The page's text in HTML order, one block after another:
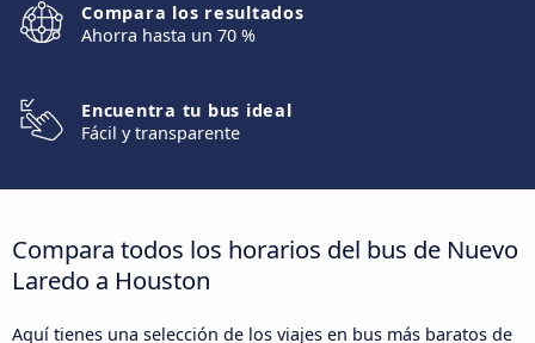
Compara los resultados
Ahorra hasta un 70 %
Encuentra tu bus ideal
Fácil y transparente
Compara todos los horarios del bus de Nuevo
Laredo a Houston
Aquí tienes una selección de los viajes en bus más baratos de